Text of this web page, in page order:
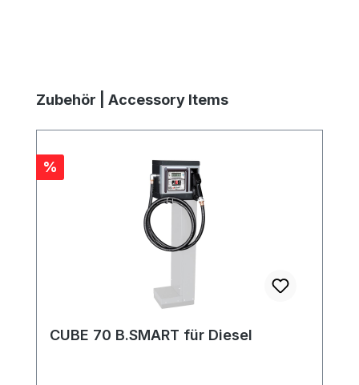
Produktgalerie überspringen
Zubehör | Accessory Items
Rabatt
%
CUBE 70 B.SMART für Diesel